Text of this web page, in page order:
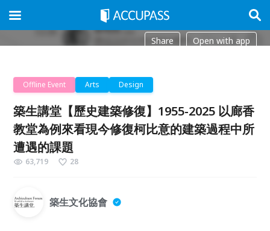
Share Open with app
Offline Event Arts Design
築生講堂【歷史建築修復】1955-2025 以廊香
教堂為例來看現今修復柯比意的建築過程中所
遭遇的課題
63,719 28
築生文化協會